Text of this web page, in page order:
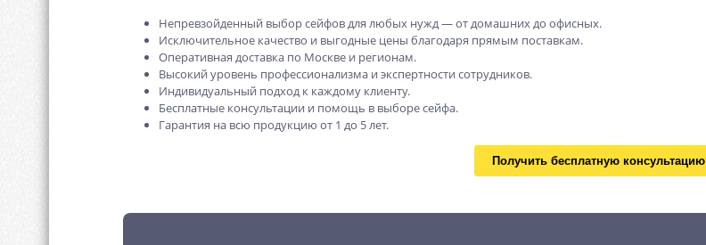
Непревзойденный выбор сейфов для любых нужд — от домашних до офисных.
Исключительное качество и выгодные цены благодаря прямым поставкам.
Оперативная доставка по Москве и регионам.
Высокий уровень профессионализма и экспертности сотрудников.
Индивидуальный подход к каждому клиенту.
Бесплатные консультации и помощь в выборе сейфа.
Гарантия на всю продукцию от 1 до 5 лет.
Получить бесплатную консультацию